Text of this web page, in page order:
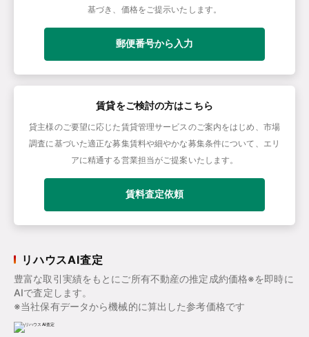
基づき、価格をご提示いたします。
郵便番号から入力
賃貸をご検討の方はこちら
貸主様のご要望に応じた賃貸管理サービスのご案内をはじめ、市場
調査に基づいた適正な募集賃料や細やかな募集条件について、エリ
アに精通する営業担当がご提案いたします。
賃料査定依頼
リハウスAI査定
豊富な取引実績をもとにご所有不動産の推定成約価格※を即時に
AIで査定します。
※当社保有データから機械的に算出した参考価格です